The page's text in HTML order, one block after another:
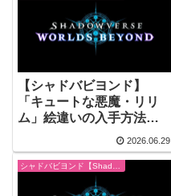
【シャドバビヨンド】
「キュートな悪魔・リリ
ム」絵違いの入手方法
【Shadowverse: Worlds
Beyond】
2026.06.29